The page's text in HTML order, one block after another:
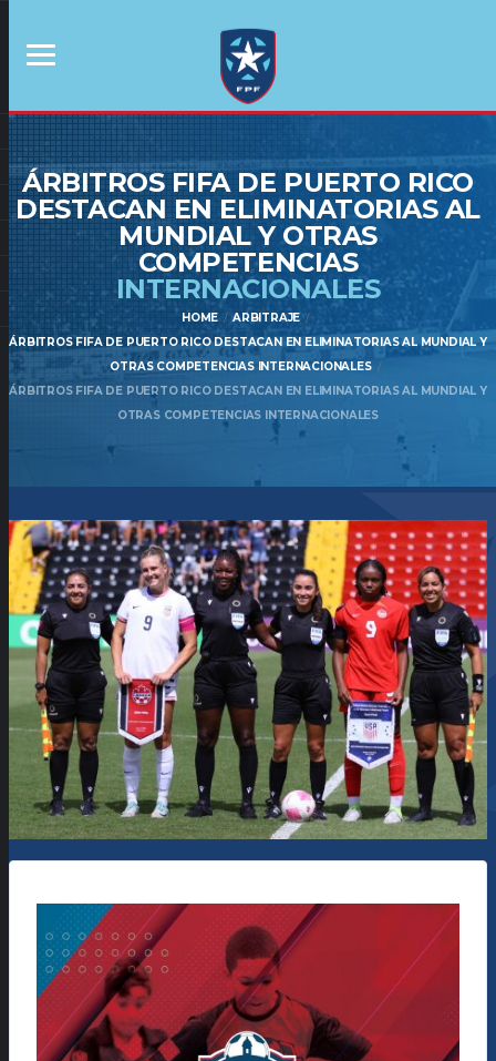
ÁRBITROS FIFA DE PUERTO RICO
DESTACAN EN ELIMINATORIAS AL
MUNDIAL Y OTRAS
COMPETENCIAS
INTERNACIONALES
HOME
ARBITRAJE
ÁRBITROS FIFA DE PUERTO RICO DESTACAN EN ELIMINATORIAS AL MUNDIAL Y
OTRAS COMPETENCIAS INTERNACIONALES
ÁRBITROS FIFA DE PUERTO RICO DESTACAN EN ELIMINATORIAS AL MUNDIAL Y
OTRAS COMPETENCIAS INTERNACIONALES